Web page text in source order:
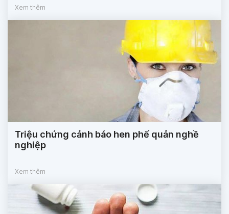
Xem thêm
Triệu chứng cảnh báo hen phế quản nghề
nghiệp
Xem thêm